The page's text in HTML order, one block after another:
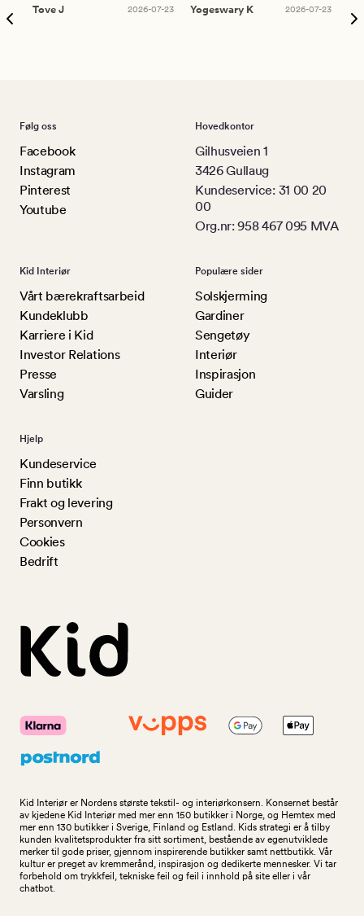
Tove J
2026-07-23
Yogeswary K
2026-07-23
Følg oss
Facebook
Instagram
Pinterest
Youtube
Hovedkontor
Gilhusveien 1
3426 Gullaug
Kundeservice: 31 00 20
00
Org.nr: 958 467 095 MVA
Kid Interiør
Vårt bærekraftsarbeid
Kundeklubb
Karriere i Kid
Investor Relations
Presse
Varsling
Populære sider
Solskjerming
Gardiner
Sengetøy
Interiør
Inspirasjon
Guider
Hjelp
Kundeservice
Finn butikk
Frakt og levering
Personvern
Cookies
Bedrift
Kid Interiør er Nordens største tekstil- og interiørkonsern. Konsernet består
av kjedene Kid Interiør med mer enn 150 butikker i Norge, og Hemtex med
mer enn 130 butikker i Sverige, Finland og Estland. Kids strategi er å tilby
kunden kvalitetsprodukter fra sitt sortiment, bestående av egenutviklede
merker til gode priser, gjennom inspirerende butikker samt nettbutikk. Vår
kultur er preget av kremmerånd, inspirasjon og dedikerte mennesker. Vi tar
forbehold om trykkfeil, tekniske feil og feil i innhold på site eller i vår
chatbot.